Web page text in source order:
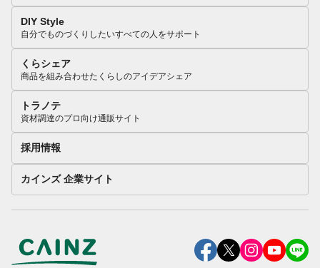
DIY Style
自分でものづくりしたいすべての人をサポート
くらシェア
商品を組み合わせたくらしのアイデアシェア
トラノテ
資材調達のプロ向け通販サイト
採用情報
カインズ 企業サイト